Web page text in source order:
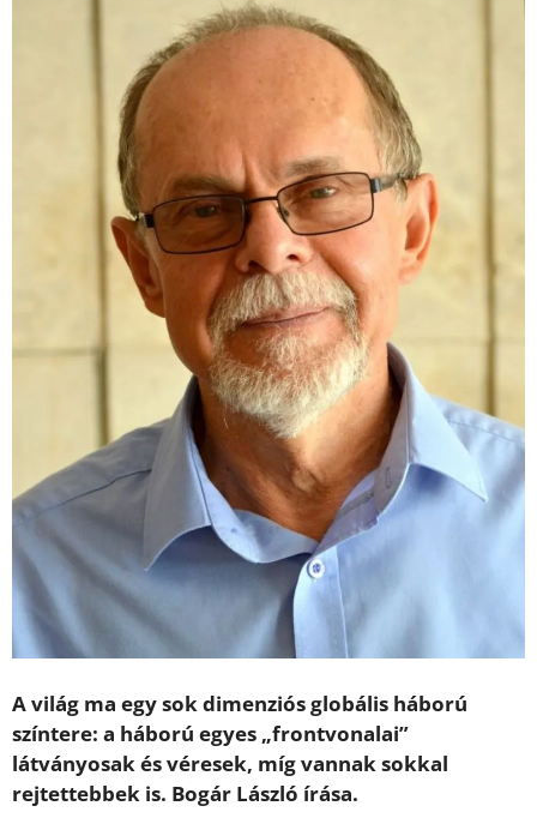
A világ ma egy sok dimenziós globális háború
színtere: a háború egyes „frontvonalai”
látványosak és véresek, míg vannak sokkal
rejtettebbek is. Bogár László írása.